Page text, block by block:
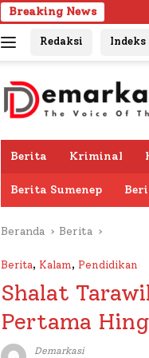
Breaking News
Pria Lanjut Usia
Redaksi Indeks
Berita Kriminal
Berita Sumenep
Beranda Berita
Berita, Kalam, Pendidikan
Shalat
Pertama
Demarkasi